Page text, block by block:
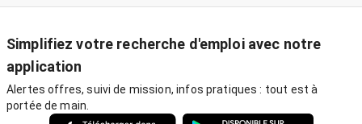
Simplifiez votre recherche d'emploi avec notre
application
Alertes offres, suivi de mission, infos pratiques : tout est à
portée de main.